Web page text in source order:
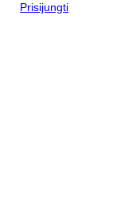
Prisijungti